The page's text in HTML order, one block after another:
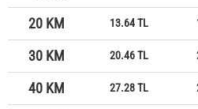
20 KM 13.64 TL
30 KM 20.46 TL
40 KM 27.28 TL